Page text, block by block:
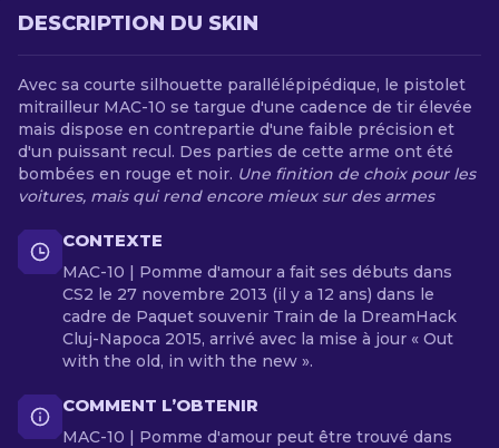
DESCRIPTION DU SKIN
Avec sa courte silhouette parallélépipédique, le pistolet
mitrailleur MAC-10 se targue d'une cadence de tir élevée
mais dispose en contrepartie d'une faible précision et
d'un puissant recul. Des parties de cette arme ont été
bombées en rouge et noir. Une finition de choix pour les
voitures, mais qui rend encore mieux sur des armes
CONTEXTE
MAC-10 | Pomme d'amour a fait ses débuts dans
CS2 le 27 novembre 2013 (il y a 12 ans) dans le
cadre de Paquet souvenir Train de la DreamHack
Cluj-Napoca 2015, arrivé avec la mise à jour « Out
with the old, in with the new ».
COMMENT L’OBTENIR
MAC-10 | Pomme d'amour peut être trouvé dans